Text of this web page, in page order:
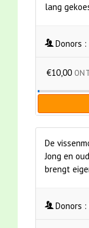
lang
Donors :
€10,00
De
Jong en
brengt
Donors :